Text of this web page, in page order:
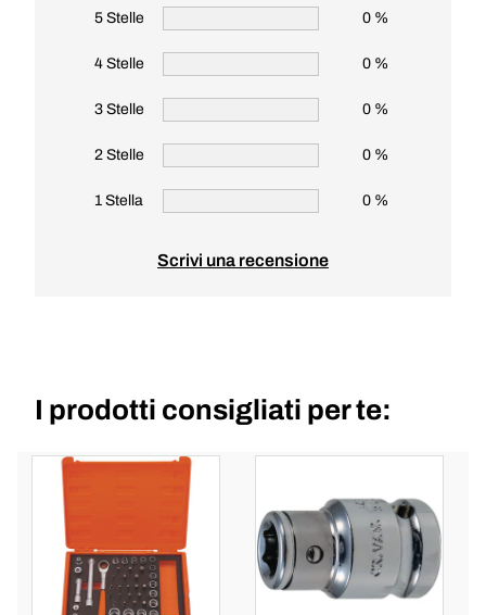
5 Stelle 0 %
4 Stelle 0 %
3 Stelle 0 %
2 Stelle 0 %
1 Stella 0 %
Scrivi una recensione
I prodotti consigliati per te: